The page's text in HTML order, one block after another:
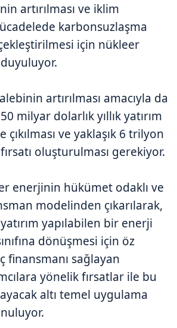
artırılması ve iklim
karbonsuzlaşma
için nükleer
artırılması amacıyla da
milyar dolarlık yıllık yatırım
çıkılması ve yaklaşık 6 trilyon
oluşturulması gerekiyor.
enerjinin hükümet odaklı ve
modelinden çıkarılarak,
yapılabilen bir enerji
dönüşmesi için öz
finansmanı sağlayan
yönelik fırsatlar ile bu
altı temel uygulama